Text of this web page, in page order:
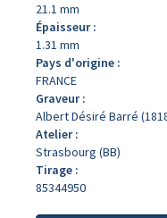
21.1 mm
Épaisseur :
1.31 mm
Pays d'origine :
FRANCE
Graveur :
Albert Désiré Barré
Atelier :
Strasbourg (BB)
Tirage :
85344950